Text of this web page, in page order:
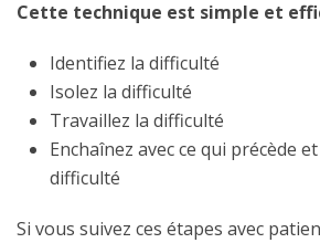
Cette technique est simple et
Identifiez la difficulté
Isolez la difficulté
Travaillez la difficulté
Enchaînez avec ce qui précède
difficulté
Si vous suivez ces étapes avec